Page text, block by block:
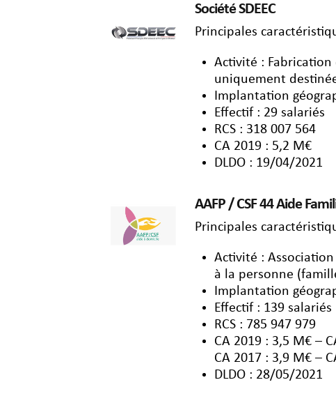
Société SDEEC
Principales
Activité :
uniquement
Implantation
Effectif : 29 salariés
RCS : 318 007 564
CA 2019 : 5,2 M€
DLDO : 19/04/2021
AAFP / CSF 44 Aide
Principales
Activité :
à la personne
Implantation
Effectif : 139 salariés
RCS : 785 947 979
CA 2019 : 3,5 M€ –
CA 2017 : 3,9 M€ –
DLDO : 28/05/2021